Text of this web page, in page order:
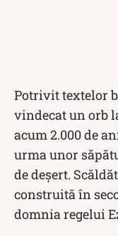
Potrivit textelor
vindecat un orb
acum 2.000 de
urma unor
de deșert.
construită în
domnia regelui